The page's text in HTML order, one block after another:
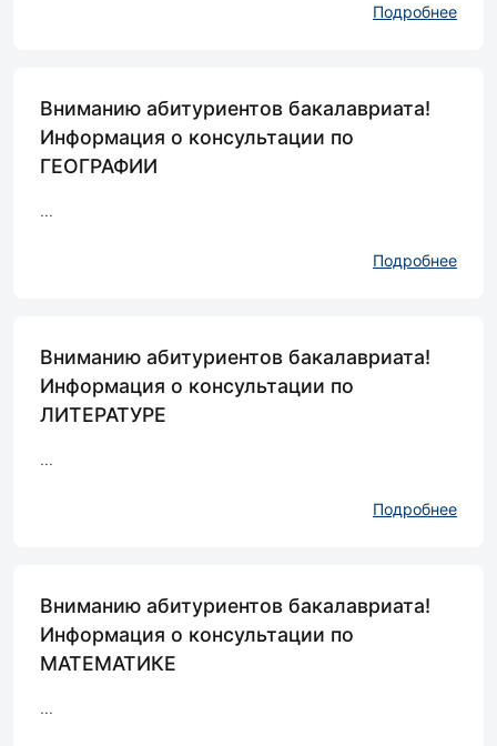
Подробнее
Вниманию абитуриентов бакалавриата!
Информация о консультации по
ГЕОГРАФИИ
...
Подробнее
Вниманию абитуриентов бакалавриата!
Информация о консультации по
ЛИТЕРАТУРЕ
...
Подробнее
Вниманию абитуриентов бакалавриата!
Информация о консультации по
МАТЕМАТИКЕ
...